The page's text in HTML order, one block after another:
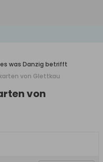
was Danzig betrifft
von Glettkau
von